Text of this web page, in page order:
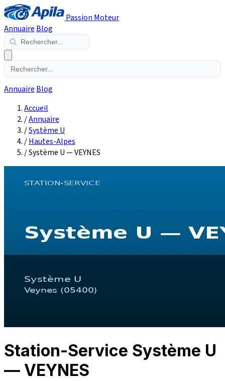
Passion Moteur
Annuaire Blog
Annuaire Blog
Accueil
/Annuaire
/Système U
/Hautes-Alpes
/Système U — VEYNES
Station-Service Système U
— VEYNES